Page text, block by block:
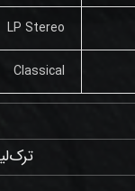
LP Stereo
Classical